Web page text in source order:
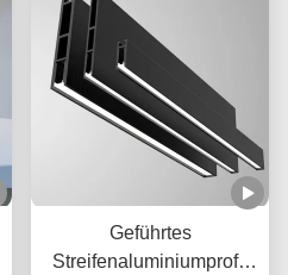
Geführtes
Streifenaluminiumprofil